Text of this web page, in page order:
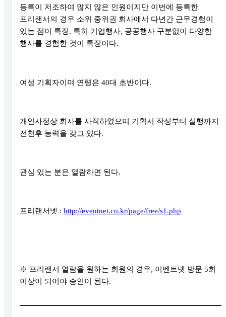
등록이 저조하여 많지 않은 인원이지만 이번에 등록한
프리랜서의 경우 소위 중위권 회사에서 다년간 근무경험이
있는 점이 특징. 특히 기업행사, 공공행사 구분없이 다양한
행사를 경험한 것이 특징이다.
여성 기획자이며 연령은 40대 초반이다.
개인사정상 회사를 사직하였으며 기획서 작성부터 실행까지
전천후 능력을 갖고 있다.
관심 있는 분은 열람하면 된다.
프리랜서넷 : http://eventnet.co.kr/page/free/s1.php
※ 프리랜서 열람을 원하는 회원의 경우, 이벤트넷 방문 5회
이상이 되어야 승인이 된다.